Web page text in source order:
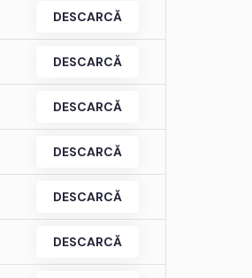
DESCARCĂ
DESCARCĂ
DESCARCĂ
DESCARCĂ
DESCARCĂ
DESCARCĂ